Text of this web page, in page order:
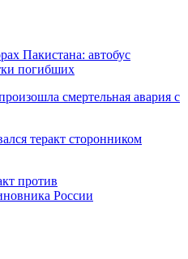
Пакистана: автобус
погибших
смертельная авария с
теракт сторонником
против
России